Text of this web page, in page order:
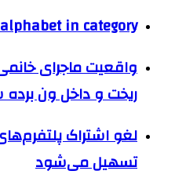
in category
واقعیت ماجرای
ریخت و داخل ون
لغو اشتراک
تسهیل می‌شود